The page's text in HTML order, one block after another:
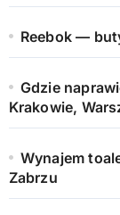
Reebok —
Gdzie
Krakowie,
Wynajem
Zabrzu